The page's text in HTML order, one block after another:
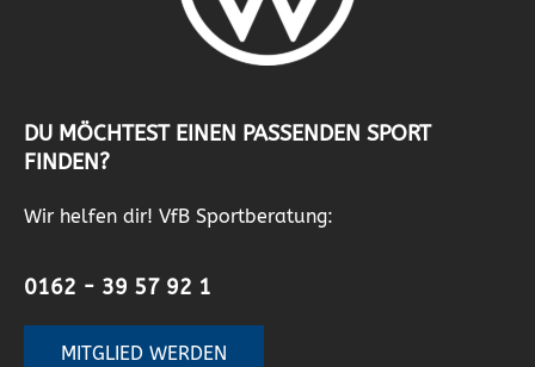
DU MÖCHTEST EINEN PASSENDEN SPORT
FINDEN?
Wir helfen dir! VfB Sportberatung:
0162 - 39 57 92 1
MITGLIED WERDEN